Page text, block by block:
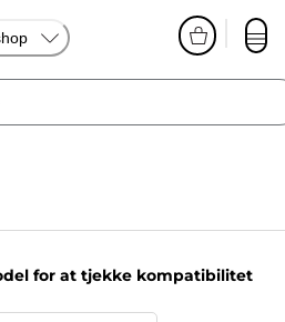
for at tjekke kompatibilitet